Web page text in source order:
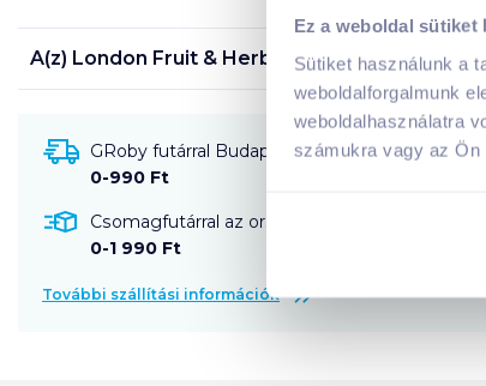
Ez a weboldal sütiket
Sütiket használunk a
weboldalforgalmunk
weboldalhasználatra
számukra vagy az Ön
A(z) London Fruit & Herb tea 40 g fűszeres
GRoby futárral Budapestre és környékére
0-990 Ft
Csomagfutárral az ország egész területére
0-1 990 Ft
További szállítási információk